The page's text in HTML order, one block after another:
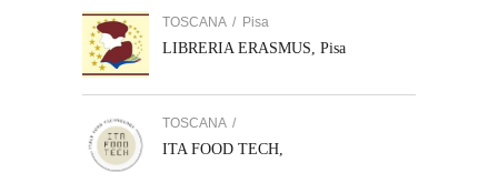
TOSCANA / Pisa
LIBRERIA ERASMUS, Pisa
TOSCANA /
ITA FOOD TECH,